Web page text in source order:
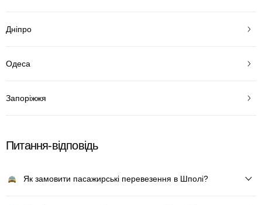
Дніпро
Одеса
Запоріжжя
Питання-відповідь
Як замовити пасажирські перевезення в Шполі?